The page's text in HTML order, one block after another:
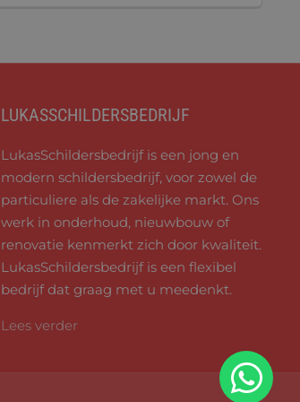
LUKASSCHILDERSBEDRIJF
LukasSchildersbedrijf is een jong en
modern schildersbedrijf, voor zowel de
particuliere als de zakelijke markt. Ons
werk in onderhoud, nieuwbouw of
renovatie kenmerkt zich door kwaliteit.
LukasSchildersbedrijf is een flexibel
bedrijf dat graag met u meedenkt.
Lees verder